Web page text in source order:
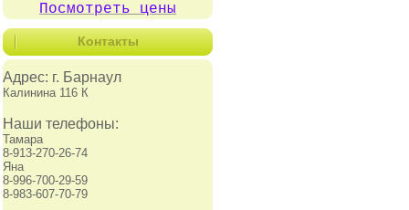
Посмотреть цены
Контакты
Адрес: г. Барнаул
Калинина 116 К
Наши телефоны:
Тамара
8-913-270-26-74
Яна
8-996-700-29-59
8-983-607-70-79